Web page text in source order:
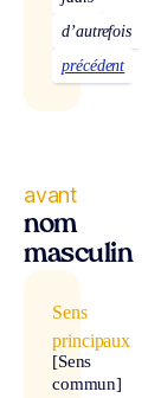
d’autrefois
précédent
avant
nom
masculin
Sens
principaux
[Sens
commun]